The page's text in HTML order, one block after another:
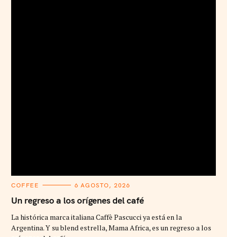
C
T
E
O
R
I
COFFEE 6 AGOSTO, 2026
Un regreso a los orígenes del café
La histórica marca italiana Caffè Pascucci ya está en la
Argentina. Y su blend estrella, Mama Africa, es un regreso a los